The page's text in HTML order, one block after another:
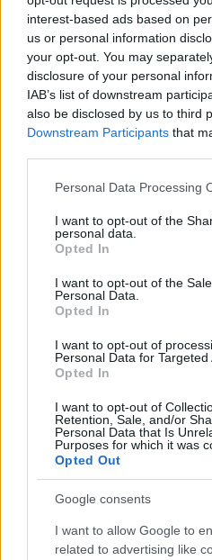
interest-based ads based on
us or personal information
your opt-out. You may
disclosure of your personal
IAB’s list of downstream
also be disclosed by us to third
Downstream Participants that
Please note that this website/
not limited to your visit or usage
grant or deny consent to
use your data for below
consent section.
Personal Data Processing
I want to opt-out of the
personal data.
Opted In
I want to opt-out of the
Personal Data.
Opted In
I want to opt-out of
Personal Data for Targeted
Opted In
I want to opt-out of
Retention, Sale, and/or
Personal Data that Is
Purposes for which it was
Opted Out
Google consents
I want to allow Google to
related to advertising like
BASKET